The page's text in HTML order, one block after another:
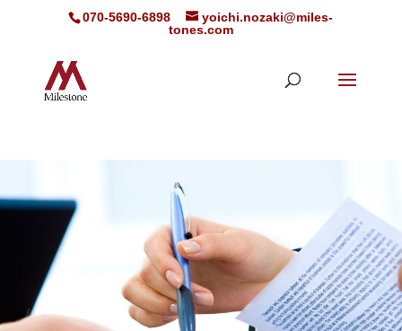
070-5690-6898
yoichi.nozaki@miles-
tones.com